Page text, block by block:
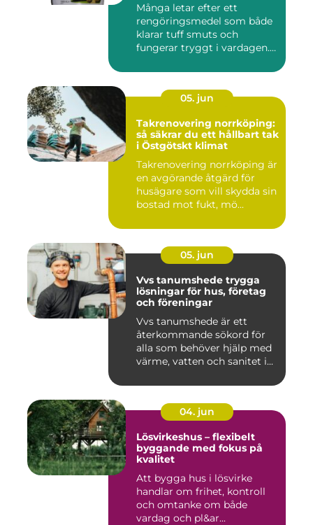
Många letar efter ett
rengöringsmedel som både
klarar tuff smuts och
fungerar tryggt i vardagen.
05. jun
Takrenovering norrköping:
så säkrar du ett hållbart tak
i Östgötskt klimat
Takrenovering norrköping är
en avgörande åtgärd för
husägare som vill skydda sin
bostad mot fukt, mö...
05. jun
Vvs tanumshede trygga
lösningar för hus, företag
och föreningar
Vvs tanumshede är ett
återkommande sökord för
alla som behöver hjälp med
värme, vatten och sanitet i...
04. jun
Lösvirkeshus – flexibelt
byggande med fokus på
kvalitet
Att bygga hus i lösvirke
handlar om frihet, kontroll
och omtanke om både
vardag och pl&ar...